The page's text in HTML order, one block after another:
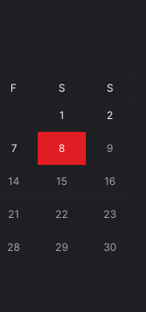
F S S
1 2
7 8 9
14 15 16
21 22 23
28 29 30